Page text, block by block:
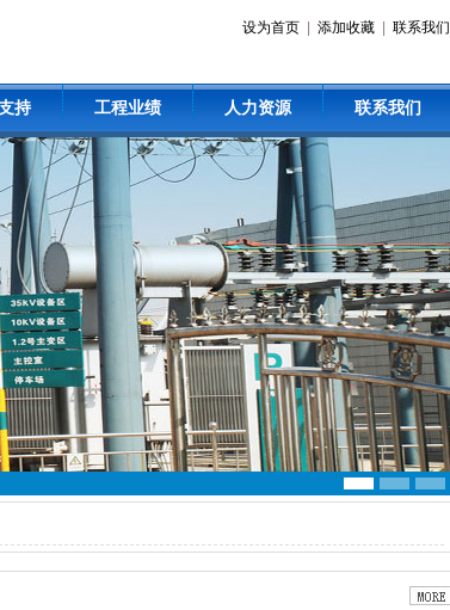
设为首页 添加收藏 联系我们
持 工程业绩 人力资源 联系我们